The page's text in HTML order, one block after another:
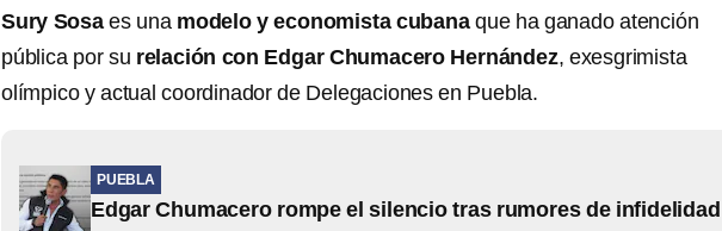
Sury Sosaes una modelo y economista cubanaque ha ganado atención
pública por su relación con Edgar Chumacero Hernández, exesgrimista
olímpico y actual coordinador de Delegaciones en Puebla.
PUEBLA
Edgar Chumacero rompe el silencio tras rumores de infidelidad